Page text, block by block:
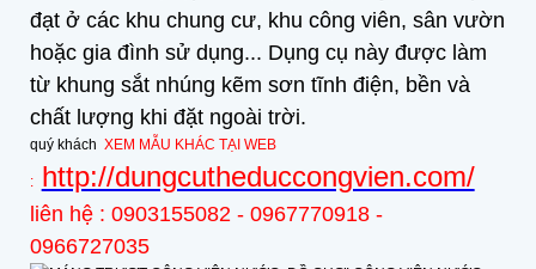
đạt ở các khu chung cư, khu công viên, sân vườn
hoặc gia đình sử dụng... Dụng cụ này được làm
từ khung sắt nhúng kẽm sơn tĩnh điện, bền và
chất lượng khi đặt ngoài trời.
quý khách XEM MẪU KHÁC TẠI WEB
: http://dungcutheduccongvien.com/
liên hệ : 0903155082 - 0967770918 -
0966727035